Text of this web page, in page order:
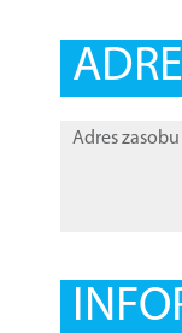
Adres